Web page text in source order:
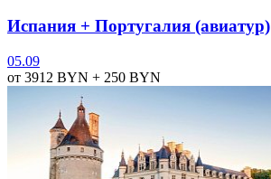
Испания + Португалия (авиатур)
05.09
от 3912 BYN + 250 BYN